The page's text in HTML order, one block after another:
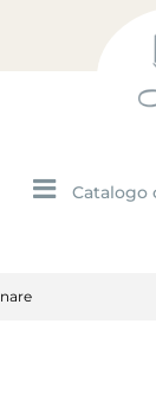
Open menu